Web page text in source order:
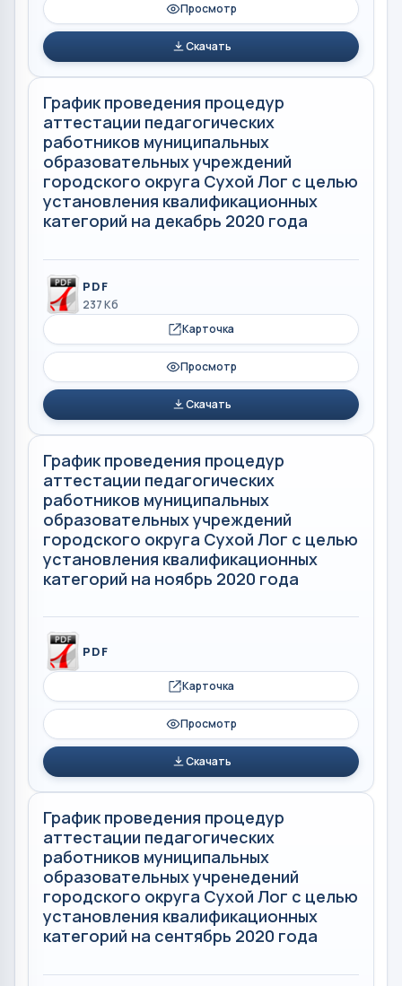
Просмотр
Скачать
График проведения процедур
аттестации педагогических
работников муниципальных
образовательных учреждений
городского округа Сухой Лог с целью
установления квалификационных
категорий на декабрь 2020 года
PDF
237 Кб
Карточка
Просмотр
Скачать
График проведения процедур
аттестации педагогических
работников муниципальных
образовательных учреждений
городского округа Сухой Лог с целью
установления квалификационных
категорий на ноябрь 2020 года
PDF
Карточка
Просмотр
Скачать
График проведения процедур
аттестации педагогических
работников муниципальных
образовательных учренедений
городского округа Сухой Лог с целью
установления квалификационных
категорий на сентябрь 2020 года